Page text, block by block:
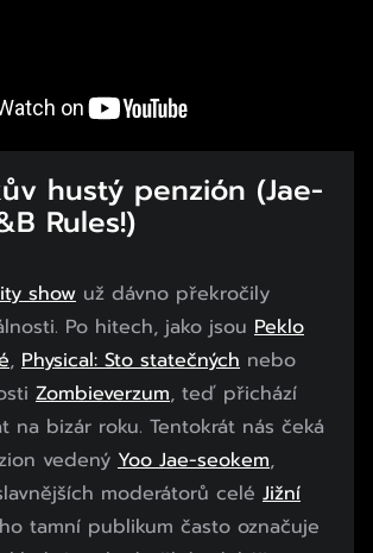
hustý penzión (Jae-
Rules!)
show už dávno překročily
Po hitech, jako jsou Peklo
, Physical: Sto statečných nebo
Zombieverzum, teď přichází
na bizár roku. Tentokrát nás čeká
vedený Yoo Jae-seokem,
moderátorů celé Jižní
tamní publikum často označuje